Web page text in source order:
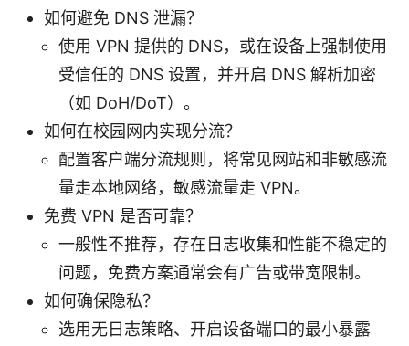
如何避免 DNS 泄漏？
使用 VPN 提供的 DNS，或在设备上强制使用
受信任的 DNS 设置，并开启 DNS 解析加密
（如 DoH/DoT）。
如何在校园网内实现分流？
配置客户端分流规则，将常见网站和非敏感流
量走本地网络，敏感流量走 VPN。
免费 VPN 是否可靠？
一般性不推荐，存在日志收集和性能不稳定的
问题，免费方案通常会有广告或带宽限制。
如何确保隐私？
选用无日志策略、开启设备端口的最小暴露